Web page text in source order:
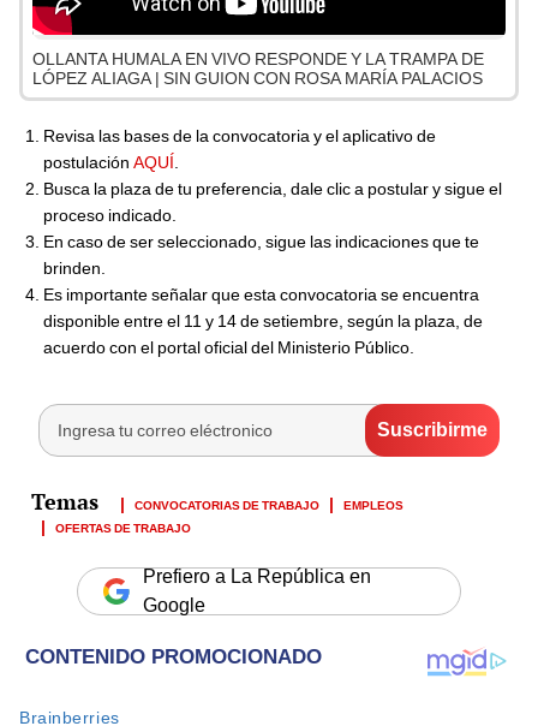
OLLANTA HUMALA EN VIVO RESPONDE Y LA TRAMPA DE
LÓPEZ ALIAGA | SIN GUION CON ROSA MARÍA PALACIOS
Revisa las bases de la convocatoria y el aplicativo de
postulación AQUÍ
Busca la plaza de tu preferencia, dale clic a postular y sigue el
proceso indicado.
En caso de ser seleccionado, sigue las indicaciones que te
brinden.
Es importante señalar que esta convocatoria se encuentra
disponible entre el 11 y 14 de setiembre, según la plaza, de
acuerdo con el portal oficial del Ministerio Público.
CONVOCATORIAS DE TRABAJO
EMPLEOS
OFERTAS DE TRABAJO
Prefiero a La República en
Google